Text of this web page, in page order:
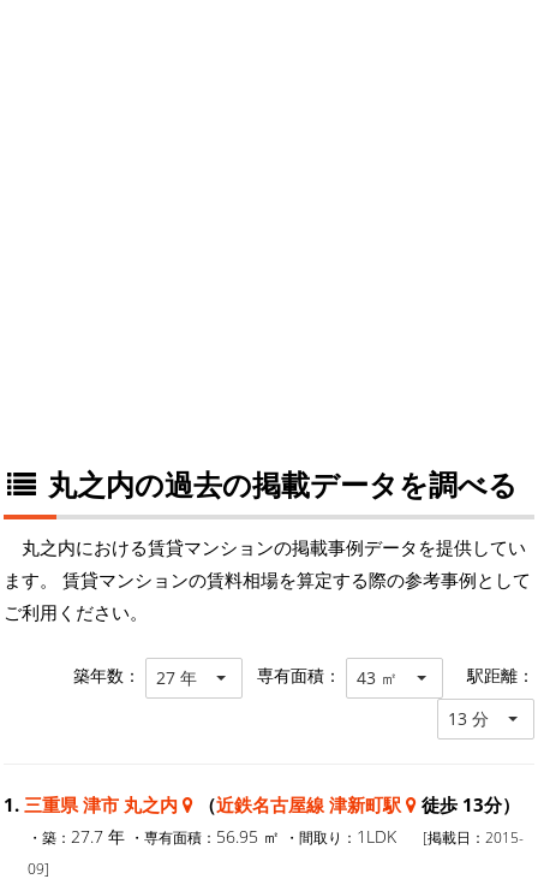
丸之内の過去の掲載データを調べる
丸之内における賃貸マンションの掲載事例データを提供してい
ます。 賃貸マンションの賃料相場を算定する際の参考事例として
ご利用ください。
築年数： 27 年 専有面積： 43 ㎡ 駅距離：
13 分
1. 三重県 津市 丸之内 （近鉄名古屋線 津新町駅 徒歩 13分）
・築： 27.7 年 ・専有面積： 56.95 ㎡ ・間取り： 1LDK
[掲載日：2015-
09]